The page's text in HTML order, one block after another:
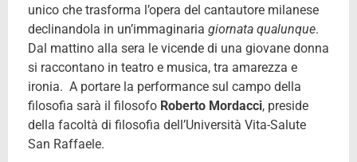
unico che trasforma l’opera del cantautore milanese
declinandola in un’immaginaria giornata qualunque.
Dal mattino alla sera le vicende di una giovane donna
si raccontano in teatro e musica, tra amarezza e
ironia. A portare la performance sul campo della
filosofia sarà il filosofo Roberto Mordacci, preside
della facoltà di filosofia dell’Università Vita-Salute
San Raffaele.